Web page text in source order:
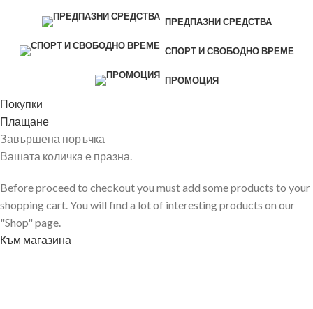
ПРЕДПАЗНИ СРЕДСТВА
СПОРТ И СВОБОДНО ВРЕМЕ
ПРОМОЦИЯ
Покупки
Плащане
Завършена поръчка
Вашата количка е празна.
Before proceed to checkout you must add some products to your
shopping cart. You will find a lot of interesting products on our
"Shop" page.
Към магазина